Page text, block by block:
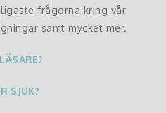
frågorna kring vår
samt mycket mer.
SJUK?